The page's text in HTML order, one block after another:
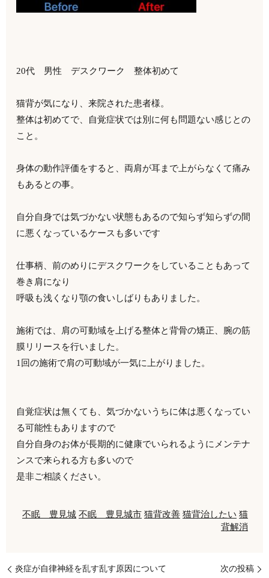
20代 男性 デスクワーク 整体初めて
猫背が気になり、来院された患者様。
整体は初めてで、自覚症状では別に何も問題ない感じとの
こと。
身体の動作評価をすると、両肩が耳まで上がらなくて痛み
もあるとの事。
自分自身では気づかない状態もあるので知らず知らずの間
に悪くなっているケースも多いです
仕事柄、前のめりにデスクワークをしていることもあって
巻き肩になり
呼吸も浅くなり顎の食いしばりもありました。
施術では、肩の可動域を上げる整体と背骨の矯正、腕の筋
膜リリースを行いました。
1回の施術で肩の可動域が一気に上がりました。
自覚症状は無くても、気づかないうちに体は悪くなってい
る可能性もありますので
自分自身のお体が長期的に健康でいられるようにメンテナ
ンスで来られる方も多いので
是非ご相談ください。
不眠 豊見城 不眠 豊見城市 猫背改善 猫背治したい 猫
背解消
炎症が自律神経を乱す乱す原因について 次の投稿